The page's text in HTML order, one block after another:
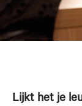
Lijkt het je